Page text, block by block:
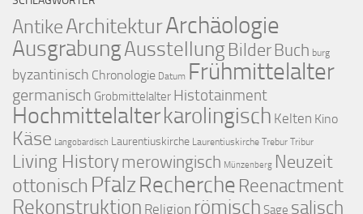
AntikeArchitekturArchäologie
AusgrabungAusstellungBilder Buch burg
byzantinisch Chronologie Datum Frühmittelalter
germanisch Grobmittelalter Histotainment
Hochmittelalterkarolingisch Kelten Kino
Käse Langobardisch Laurentiuskirche Laurentiuskirche Trebur Tribur
Living Historymerowingisch Münzenberg Neuzeit
ottonisch PfalzRecherche Reenactment
Rekonstruktion Religion römisch Sage salisch